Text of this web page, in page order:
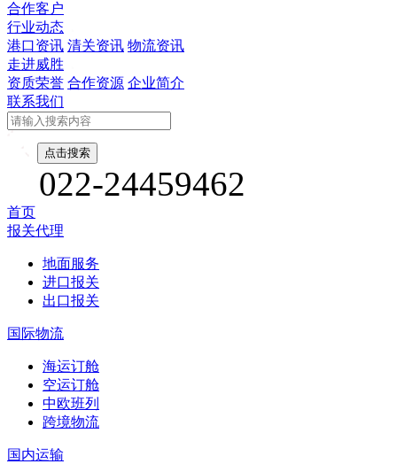
合作客户
行业动态
港口资讯 清关资讯 物流资讯
走进威胜
资质荣誉 合作资源 企业简介
联系我们
022-24459462
首页
报关代理
地面服务
进口报关
出口报关
国际物流
海运订舱
空运订舱
中欧班列
跨境物流
国内运输